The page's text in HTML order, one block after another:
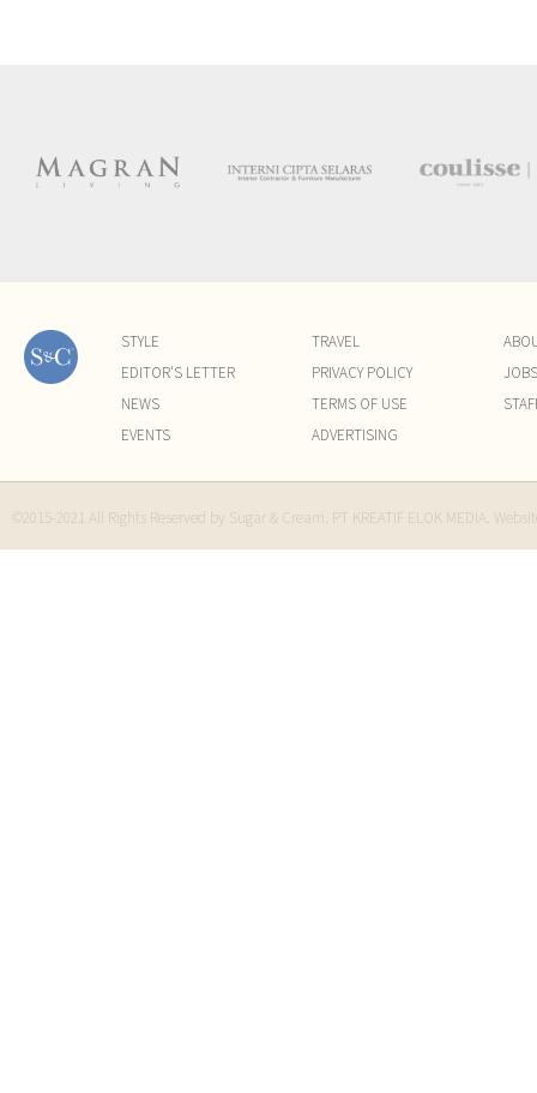
STYLE
EDITOR'S LETTER
NEWS
EVENTS
TRAVEL
PRIVACY POLICY
TERMS OF USE
ADVERTISING
JOBS
©2015-2021 All Rights Reserved by Sugar & Cream. PT KREATIF ELOK MEDIA.